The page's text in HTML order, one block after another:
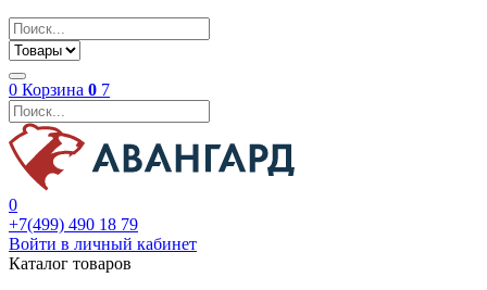
0 Корзина 0 7
0
+7(499) 490 18 79
Войти в личный кабинет
Каталог товаров